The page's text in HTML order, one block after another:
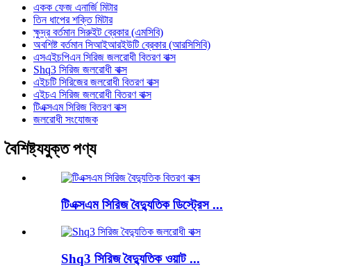
একক ফেজ এনার্জি মিটার
তিন ধাপের শক্তি মিটার
ক্ষুদ্র বর্তমান সিরুইট ব্রেকার (এমসিবি)
অবশিষ্ট বর্তমান সিআইআরইউটি ব্রেকার (আরসিসিবি)
এসএইচপিএন সিরিজ জলরোধী বিতরণ বাক্স
Shq3 সিরিজ জলরোধী বাক্স
এইচটি সিরিজের জলরোধী বিতরণ বাক্স
এইচএ সিরিজ জলরোধী বিতরণ বাক্স
টিএক্সএম সিরিজ বিতরণ বাক্স
জলরোধী সংযোজক
বৈশিষ্ট্যযুক্ত পণ্য
টিএক্সএম সিরিজ বৈদ্যুতিক ডিস্ট্রেস ...
Shq3 সিরিজ বৈদ্যুতিক ওয়াট ...